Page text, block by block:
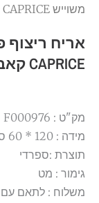
משוייש CAPRICE קאבריס דארק 120 *60 ס"מ
אריח ריצוף
CAPRICE קאבריס דארק 120 *60 ס"מ
מק"ט : F000976
מידה : 120 * 60 ס"מ
תוצרת :ספרדי
גימור : מט
משלוח : לתאם עם